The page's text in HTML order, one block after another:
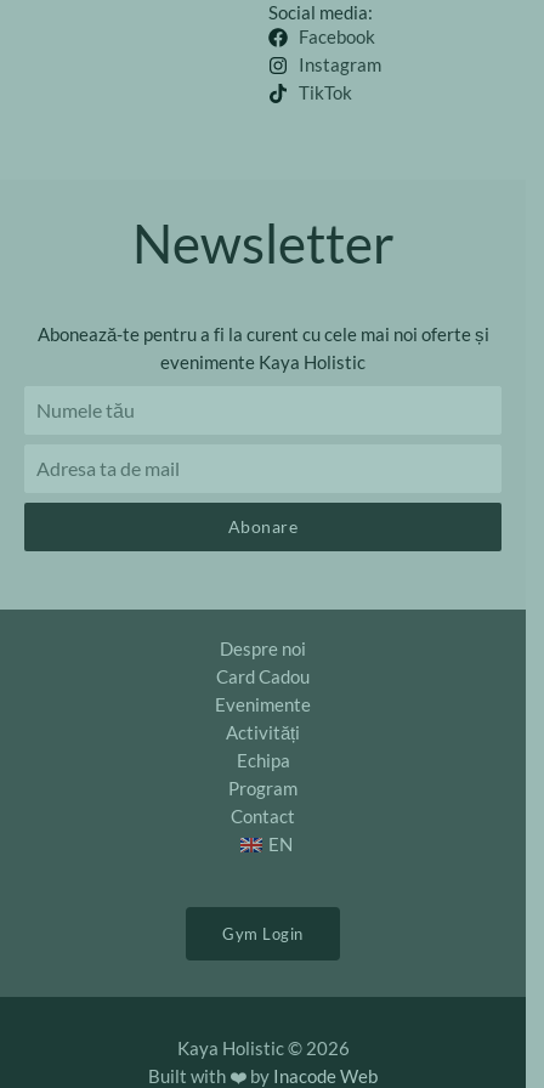
Social media:
Facebook
Instagram
TikTok
Newsletter
Abonează-te pentru a fi la curent cu cele mai noi oferte și
evenimente Kaya Holistic
Abonare
Despre noi
Card Cadou
Evenimente
Activități
Echipa
Program
Contact
EN
Gym Login
Kaya Holistic © 2026
Built with ❤️ by Inacode Web